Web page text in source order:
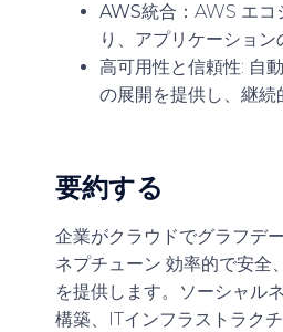
AWS統合 ：AWS エ
り、アプリケーション
高可用性と信頼性: 自
の展開を提供し、継続
要約する
企業がクラウドでグラフデ
ネプチューン 効率的で安全
を提供します。ソーシャル
構築、ITインフラストラク